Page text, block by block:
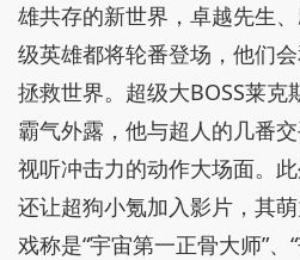
雄共存的新世界，卓越先生
级英雄都将轮番登场，他们会
拯救世界。超级大BOSS莱克
霸气外露，他与超人的几番
视听冲击力的动作大场面。
还让超狗小氪加入影片，其
戏称是“宇宙第一正骨大师”、